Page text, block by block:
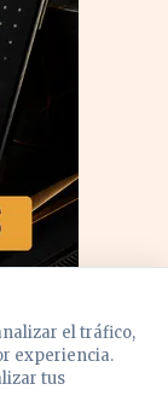
el tráfico,
experiencia.
tus